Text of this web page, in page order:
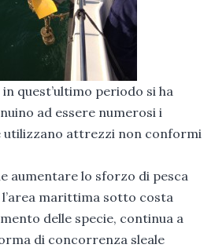
quest’ultimo periodo si ha
ad essere numerosi i
utilizzano attrezzi non conformi
aumentare lo sforzo di pesca
marittima sotto costa
delle specie, continua a
di concorrenza sleale